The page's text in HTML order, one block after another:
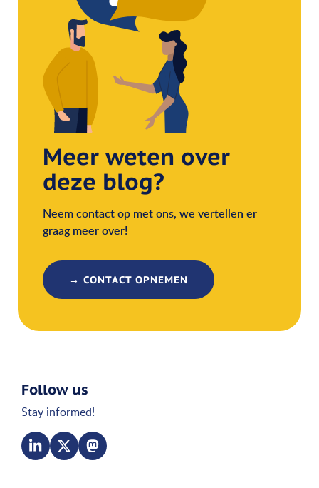
Meer weten over
deze blog?
Neem contact op met ons, we vertellen er
graag meer over!
→ CONTACT OPNEMEN
Follow us
Stay informed!